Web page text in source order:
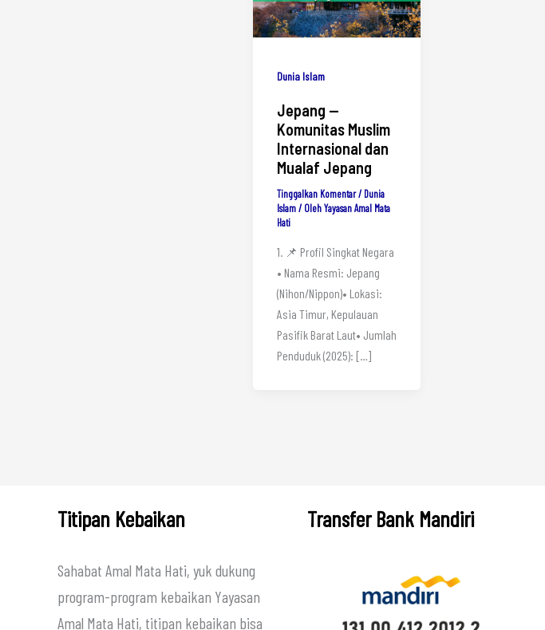
Dunia Islam
Jepang —
Komunitas Muslim
Internasional dan
Mualaf Jepang
Tinggalkan Komentar/ Dunia
Islam/ OlehYayasan Amal Mata
Hati
1. 📌 Profil Singkat Negara
• Nama Resmi: Jepang
(Nihon/Nippon)• Lokasi:
Asia Timur, Kepulauan
Pasifik Barat Laut• Jumlah
Penduduk (2025): […]
Titipan Kebaikan
Sahabat Amal Mata Hati, yuk dukung
program-program kebaikan Yayasan
Amal Mata Hati, titipan kebaikan bisa
Transfer Bank Mandiri